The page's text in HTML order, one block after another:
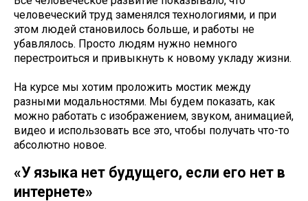
человеческий труд заменялся технологиями, и при
этом людей становилось больше, и работы не
убавлялось. Просто людям нужно немного
перестроиться и привыкнуть к новому укладу жизни.
На курсе мы хотим проложить мостик между
разными модальностями. Мы будем показать, как
можно работать с изображением, звуком, анимацией,
видео и использовать все это, чтобы получать что-то
абсолютно новое.
«У языка нет будущего, если его нет в
интернете»